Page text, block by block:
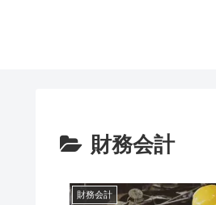
財務会計
財務会計